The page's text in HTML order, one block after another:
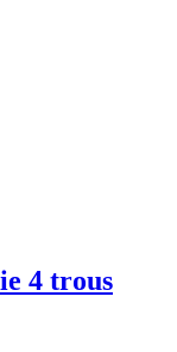
4 trous